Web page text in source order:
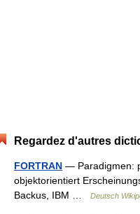
Regardez d'autres
FORTRAN — Paradigmen:
objektorientiert
Backus, IBM …
Deutsch